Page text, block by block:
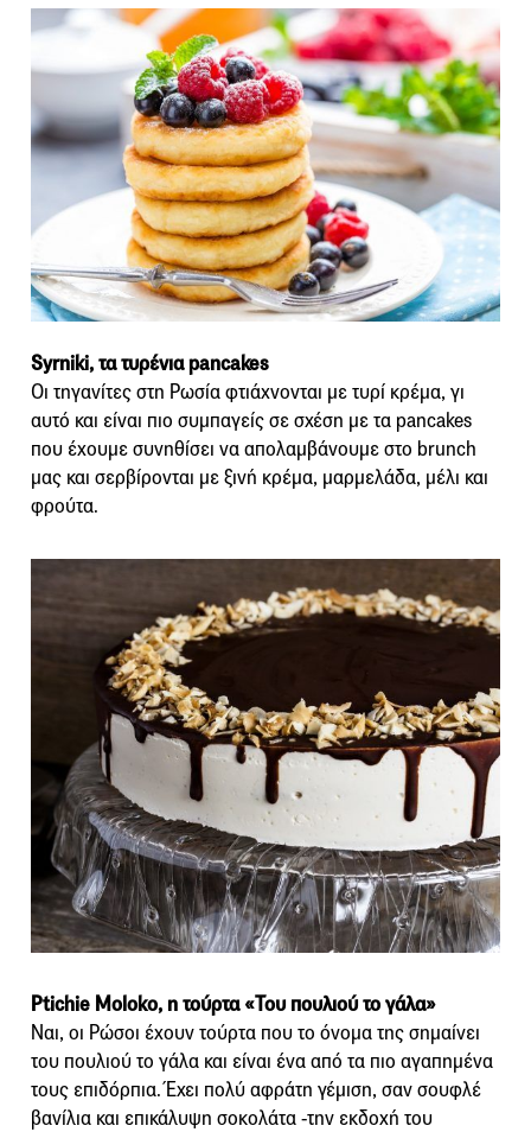
Syrniki, τα τυρένια pancakes
Οι τηγανίτες στη Ρωσία φτιάχνονται με τυρί κρέμα, γι
αυτό και είναι πιο συμπαγείς σε σχέση με τα pancakes
που έχουμε συνηθίσει να απολαμβάνουμε στο brunch
μας και σερβίρονται με ξινή κρέμα, μαρμελάδα, μέλι και
φρούτα.
Ptichie Moloko, η τούρτα «Του πουλιού το γάλα»
Ναι, οι Ρώσοι έχουν τούρτα που το όνομα της σημαίνει
του πουλιού το γάλα και είναι ένα από τα πιο αγαπημένα
τους επιδόρπια. Έχει πολύ αφράτη γέμιση, σαν σουφλέ
βανίλια και επικάλυψη σοκολάτα -την εκδοχή του